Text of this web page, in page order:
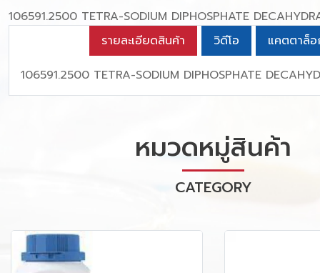
106591.2500 TETRA-SODIUM DIPHOSPHATE
รายละเอียดสินค้า
วิดีโอ
แคตตาล็
106591.2500 TETRA-SODIUM DIPHOSPHATE
หมวดหมู่สินค้า
CATEGORY